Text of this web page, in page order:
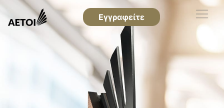
Εγγραφείτε